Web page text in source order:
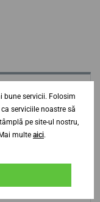
ne?
bune servicii. Folosim
serviciile noastre să
pe site-ul nostru,
multe aici.